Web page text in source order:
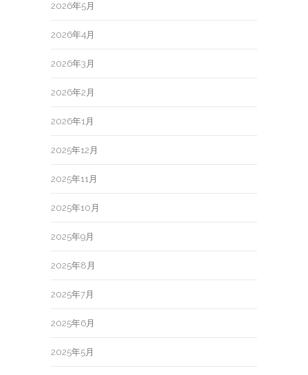
2026年5月
2026年4月
2026年3月
2026年2月
2026年1月
2025年12月
2025年11月
2025年10月
2025年9月
2025年8月
2025年7月
2025年6月
2025年5月